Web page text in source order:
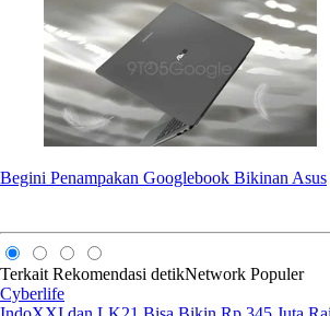
Begini Penampakan Googlebook Bikinan Asus
Terkait Rekomendasi detikNetwork Populer
Cyberlife